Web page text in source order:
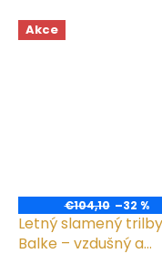
Akce
€104,10 –32 %
Letný slamený trilby
Balke – vzdušný a